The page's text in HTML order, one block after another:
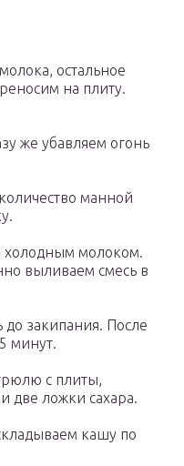
остальное
на плиту.
же убавляем огонь
манной
холодным молоком.
выливаем смесь в
закипания. После
минут.
с плиты,
две ложки сахара.
кашу по